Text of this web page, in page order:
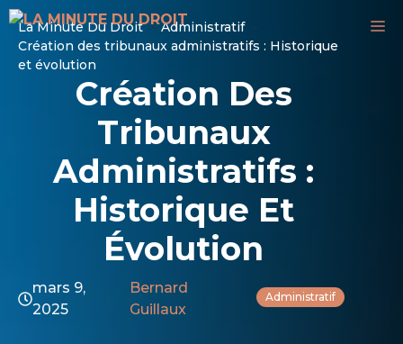
Aller
au
contenu
La Minute Du Droit
Administratif
Création des tribunaux administratifs : Historique
et évolution
Création Des
Tribunaux
Administratifs :
Historique Et
Évolution
mars 9,
2025
Bernard
Guillaux
Administratif